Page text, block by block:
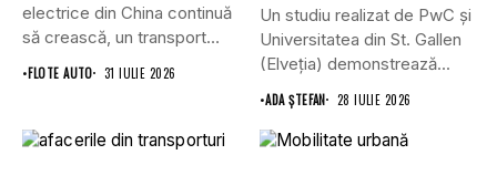
electrice din China continuă
să crească, un transport
record...
•FLOTE AUTO 31 IULIE 2026
Un studiu realizat de PwC și
Universitatea din St. Gallen
(Elveția) demonstrează...
•ADA ȘTEFAN 28 IULIE 2026